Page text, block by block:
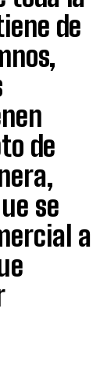
de
de
se
a